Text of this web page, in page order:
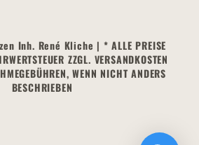
Inh. René Kliche | * ALLE PREISE
ZZGL. VERSANDKOSTEN
WENN NICHT ANDERS
BESCHRIEBEN